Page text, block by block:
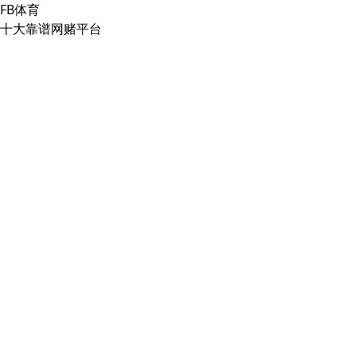
FB体育
十大靠谱网赌平台